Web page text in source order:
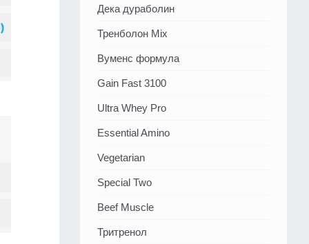
Дека дураболин
Тренболон Mix
Вуменс формула
Gain Fast 3100
Ultra Whey Pro
Essential Amino
Vegetarian
Special Two
Beef Muscle
Тритренол